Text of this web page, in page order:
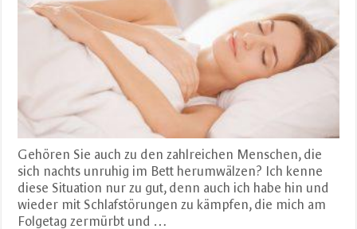
Gehören Sie auch zu den zahlreichen Menschen, die
sich nachts unruhig im Bett herumwälzen? Ich kenne
diese Situation nur zu gut, denn auch ich habe hin und
wieder mit Schlafstörungen zu kämpfen, die mich am
Folgetag zermürbt und …